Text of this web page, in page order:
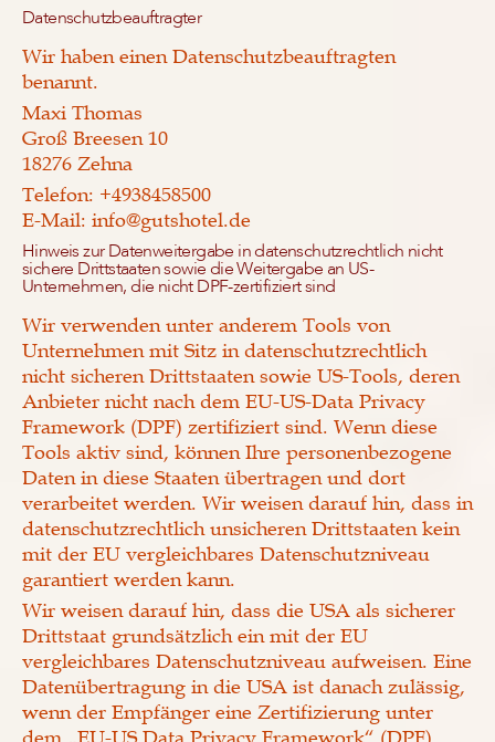
Datenschutz­beauftragter
Wir haben einen Datenschutzbeauftragten
benannt.
Maxi Thomas
Groß Breesen 10
18276 Zehna
Telefon: +4938458500
E-Mail: info@gutshotel.de
Hinweis zur Datenweitergabe in datenschutzrechtlich nicht
sichere Drittstaaten sowie die Weitergabe an US-
Unternehmen, die nicht DPF-zertifiziert sind
Wir verwenden unter anderem Tools von
Unternehmen mit Sitz in datenschutzrechtlich
nicht sicheren Drittstaaten sowie US-Tools, deren
Anbieter nicht nach dem EU-US-Data Privacy
Framework (DPF) zertifiziert sind. Wenn diese
Tools aktiv sind, können Ihre personenbezogene
Daten in diese Staaten übertragen und dort
verarbeitet werden. Wir weisen darauf hin, dass in
datenschutzrechtlich unsicheren Drittstaaten kein
mit der EU vergleichbares Datenschutzniveau
garantiert werden kann.
Wir weisen darauf hin, dass die USA als sicherer
Drittstaat grundsätzlich ein mit der EU
vergleichbares Datenschutzniveau aufweisen. Eine
Datenübertragung in die USA ist danach zulässig,
wenn der Empfänger eine Zertifizierung unter